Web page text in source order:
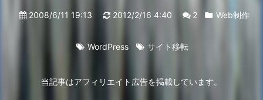
2008/6/11 19:13 2012/2/16 4:40 2 Web制作
WordPress サイト移転
当記事はアフィリエイト広告を掲載しています。